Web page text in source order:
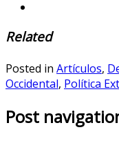
Related
Posted in Artículos,
Occidental, Política
Post